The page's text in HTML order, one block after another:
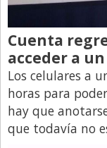
Cuenta
acceder a
Los celulares a
horas para
hay que
que todavía no